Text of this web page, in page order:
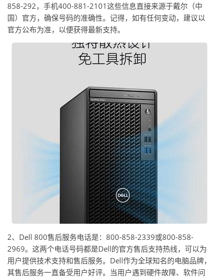
858-292，手机400-881-2101这些信息直接来源于戴尔（中
国）官方，确保号码的准确性。记得，如有任何变动，建议以
官方公布为准，以便获得最新支持。
2、Dell 800售后服务电话是：800-858-2339或800-858-
2969。这两个电话号码都是Dell的官方售后支持热线，可以为
用户提供技术支持和售后服务。Dell作为全球知名的电脑品牌，
其售后服务一直备受用户好评。当用户遇到硬件故障、软件问